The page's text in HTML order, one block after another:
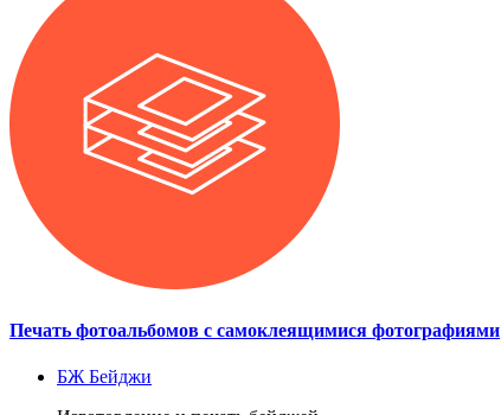
Печать фотоальбомов с самоклеящимися фотографиями
БЖ Бейджи